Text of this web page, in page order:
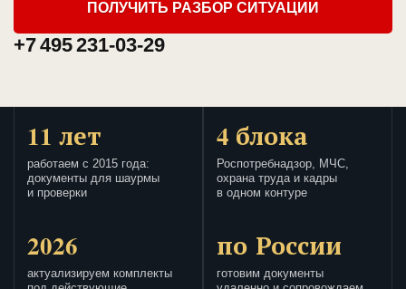
ПОЛУЧИТЬ РАЗБОР СИТУАЦИИ
+7 495 231-03-29
11 лет
работаем с 2015 года:
документы для шаурмы
и проверки
4 блока
Роспотребнадзор, МЧС,
охрана труда и кадры
в одном контуре
2026
актуализируем комплекты
по России
готовим документы